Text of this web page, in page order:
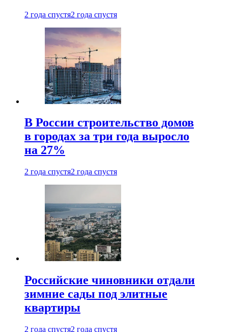
2 года спустя2 года спустя
В России строительство домов
в городах за три года выросло
на 27%
2 года спустя2 года спустя
Российские чиновники отдали
зимние сады под элитные
квартиры
2 года спустя2 года спустя